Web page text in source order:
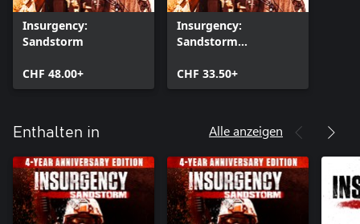
Insurgency:
Sandstorm
CHF 48.00+
Insurgency:
Sandstorm
CHF 33.50+
Enthalten in Alle anzeigen